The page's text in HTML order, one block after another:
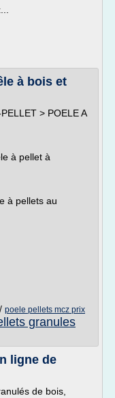
à bois et
> POELE A
à pellet à
à pellets au
/ poele pellets mcz prix
granules
ligne de
de bois,